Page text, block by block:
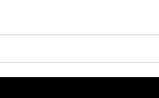
ス熱反射ガラスコー